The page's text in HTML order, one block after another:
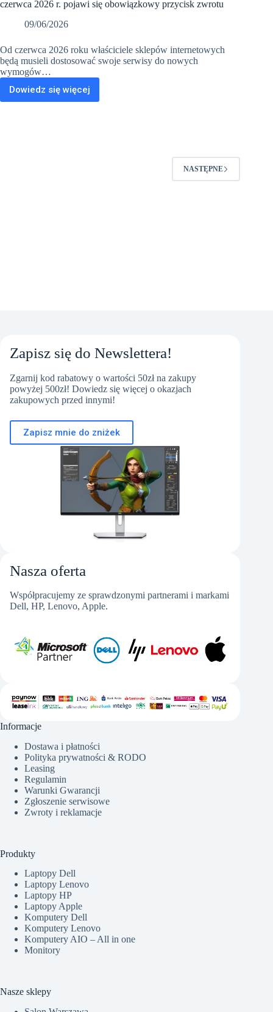
czerwca 2026 r. pojawi się obowiązkowy przycisk zwrotu
09/06/2026
Od czerwca 2026 roku właściciele sklepów internetowych
będą musieli dostosować swoje serwisy do nowych
wymogów…
Dowiedz się więcej
Dyrektywa
2023/2673
NASTĘPNE
Zapisz się do Newslettera!
Zgarnij kod rabatowy o wartości 50zł na zakupy
powyżej 500zł! Dowiedz się więcej o okazjach
zakupowych przed innymi!
Zapisz mnie do zniżek
Nasza oferta
Współpracujemy ze sprawdzonymi partnerami i markami
Dell, HP, Lenovo, Apple.
Informacje
Dostawa i płatności
Polityka prywatności & RODO
Leasing
Regulamin
Warunki Gwarancji
Zgłoszenie serwisowe
Zwroty i reklamacje
Produkty
Laptopy Dell
Laptopy Lenovo
Laptopy HP
Laptopy Apple
Komputery Dell
Komputery Lenovo
Komputery AIO – All in one
Monitory
Nasze sklepy